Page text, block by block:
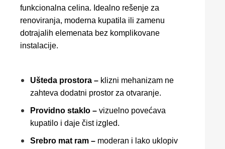
funkcionalna celina. Idealno rešenje za
renoviranja, moderna kupatila ili zamenu
dotrajalih elemenata bez komplikovane
instalacije.
Ušteda prostora – klizni mehanizam ne
zahteva dodatni prostor za otvaranje.
Providno staklo – vizuelno povećava
kupatilo i daje čist izgled.
Srebro mat ram – moderan i lako uklopiv